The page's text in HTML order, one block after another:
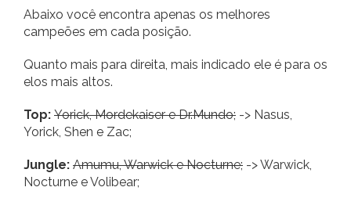
Abaixo você encontra apenas os melhores
campeões em cada posição.
Quanto mais para direita, mais indicado ele é para os
elos mais altos.
Top: Yorick, Mordekaiser e Dr.Mundo; -> Nasus,
Yorick, Shen e Zac;
Jungle: Amumu, Warwick e Nocturne; -> Warwick,
Nocturne e Volibear;